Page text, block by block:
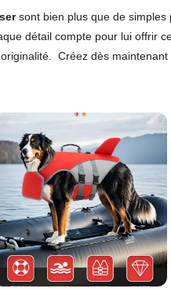
sont bien plus que de simples
détail compte pour lui offrir
originalité.Créez dès maintenant